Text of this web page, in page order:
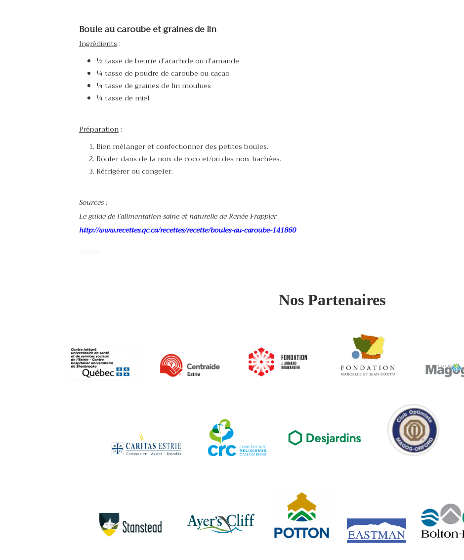
Boule au caroube et graines de lin
Ingrédients:
½ tasse de beurre d’arachide ou d’amande
¼ tasse de poudre de caroube ou cacao
¼ tasse de graines de lin moulues
¼ tasse de miel
Préparation:
Bien mélanger et confectionner des petites boules.
Rouler dans de la noix de coco et/ou des noix hachées.
Réfrigérer ou congeler.
Sources :
Le guide de l’alimentation saine et naturelle de Renée Frappier
http://www.recettes.qc.ca/recettes/recette/boules-au-caroube-141860
Nos Partenaires